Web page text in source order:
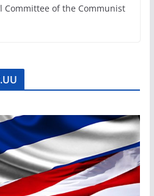
Committee of the Communist